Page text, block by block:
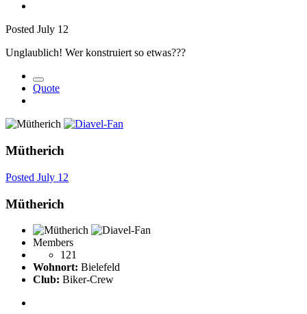
Posted July 12
Unglaublich! Wer konstruiert so etwas???
Quote
Mütherich
Posted July 12
Mütherich
Members
121
Wohnort: Bielefeld
Club: Biker-Crew